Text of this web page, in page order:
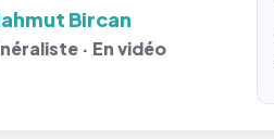
Bircan
· En vidéo